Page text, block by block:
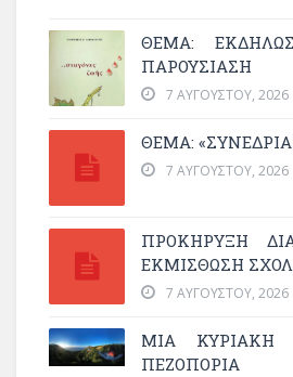
ΘΈΜΑ:
ΠΑΡΟΥΣΊΑΣΗ
7 ΑΥΓΟΎΣΤΟΥ, 2026
ΘΕΜΑ:
7 ΑΥΓΟΎΣΤΟΥ, 2026
ΠΡΟΚΗΡΥΞΗ
ΕΚΜΊΣΘΩΣΗ
7 ΑΥΓΟΎΣΤΟΥ, 2026
ΜΙΑ ΚΥΡΙΑΚΉ
ΠΕΖΟΠΟΡΊΑ